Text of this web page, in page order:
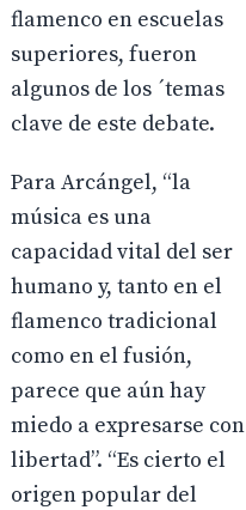
flamenco en escuelas
superiores, fueron
algunos de los ´temas
clave de este debate.
Para Arcángel, “la
música es una
capacidad vital del ser
humano y, tanto en el
flamenco tradicional
como en el fusión,
parece que aún hay
miedo a expresarse con
libertad”. “Es cierto el
origen popular del